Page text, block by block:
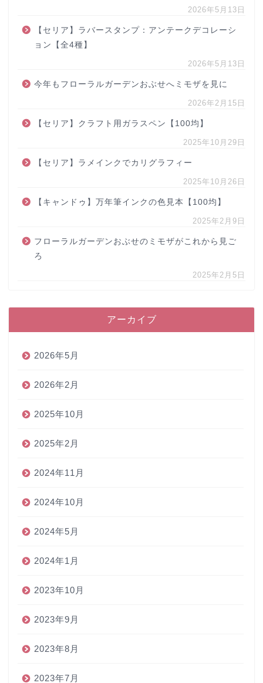
2026年5月13日
【セリア】ラバースタンプ：アンテークデコレーシ
ョン【全4種】
2026年5月13日
今年もフローラルガーデンおぶせへミモザを見に
2026年2月15日
【セリア】クラフト用ガラスペン【100均】
2025年10月29日
【セリア】ラメインクでカリグラフィー
2025年10月26日
【キャンドゥ】万年筆インクの色見本【100均】
2025年2月9日
フローラルガーデンおぶせのミモザがこれから見ご
ろ
2025年2月5日
アーカイブ
2026年5月
2026年2月
2025年10月
2025年2月
2024年11月
2024年10月
2024年5月
2024年1月
2023年10月
2023年9月
2023年8月
2023年7月